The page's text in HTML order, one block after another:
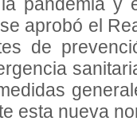
aprobó el
de
esta nueva